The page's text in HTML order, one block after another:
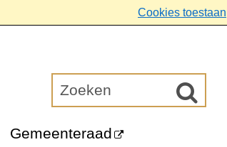
Cookies toestaan
Gemeenteraad